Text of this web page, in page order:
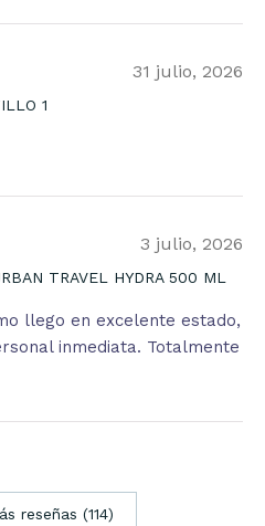
31 julio, 2026
1
3 julio, 2026
TRAVEL HYDRA 500 ML
llego en excelente estado,
inmediata. Totalmente
reseñas (114)